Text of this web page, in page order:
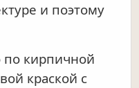
и поэтому
кирпичной
краской с